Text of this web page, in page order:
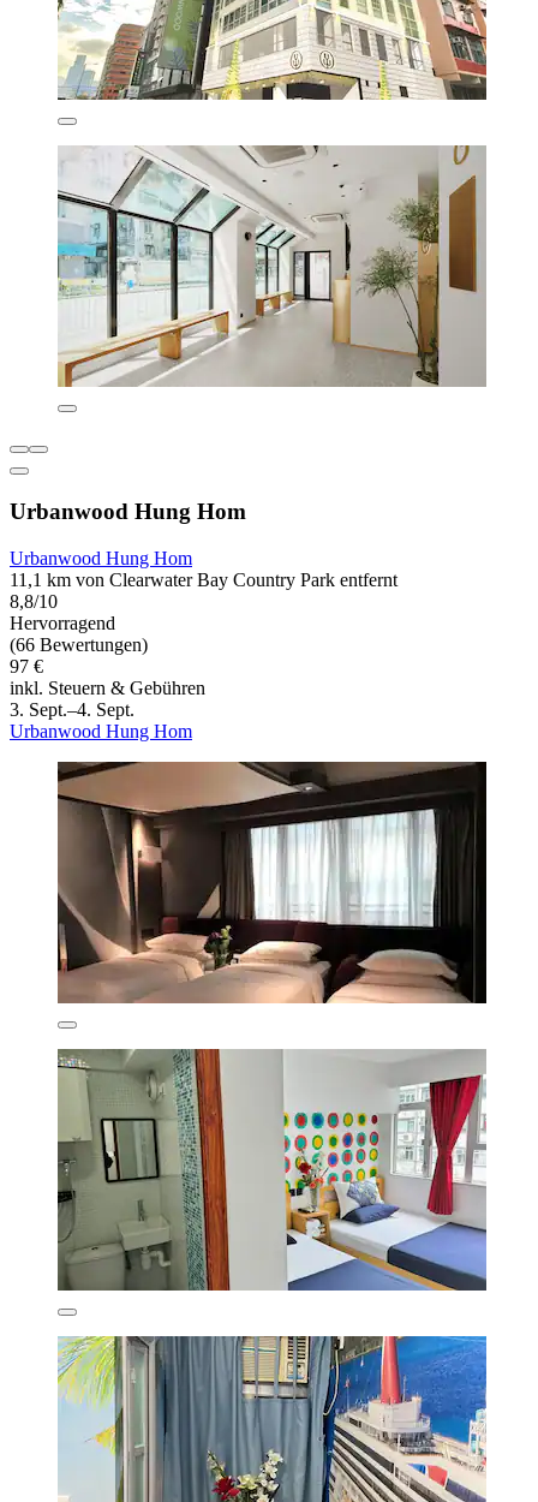
Urbanwood Hung Hom
Urbanwood Hung Hom
11,1 km von Clearwater Bay Country Park entfernt
8,8/10
Hervorragend
(66 Bewertungen)
97 €
inkl. Steuern & Gebühren
3. Sept.–4. Sept.
Urbanwood Hung Hom